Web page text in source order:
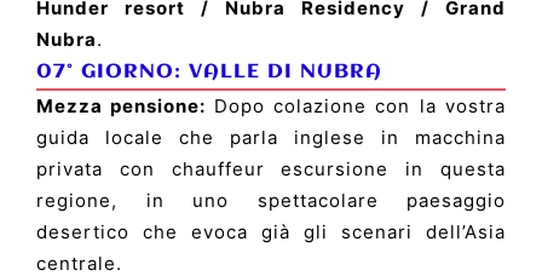
Hunder resort / Nubra Residency / Grand
Nubra.
07° GIORNO: VALLE DI NUBRA
Mezza pensione: Dopo colazione con la vostra
guida locale che parla inglese in macchina
privata con chauffeur escursione in questa
regione, in uno spettacolare paesaggio
desertico che evoca già gli scenari dell’Asia
centrale.